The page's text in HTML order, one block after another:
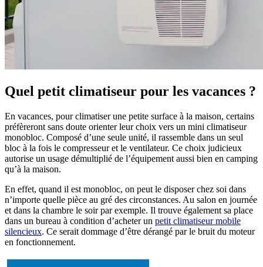
Quel petit climatiseur pour les vacances ?
En vacances, pour climatiser une petite surface à la maison, certains
préfèreront sans doute orienter leur choix vers un mini climatiseur
monobloc. Composé d’une seule unité, il rassemble dans un seul
bloc à la fois le compresseur et le ventilateur. Ce choix judicieux
autorise un usage démultiplié de l’équipement aussi bien en camping
qu’à la maison.
En effet, quand il est monobloc, on peut le disposer chez soi dans
n’importe quelle pièce au gré des circonstances. Au salon en journée
et dans la chambre le soir par exemple. Il trouve également sa place
dans un bureau à condition d’acheter un petit climatiseur mobile
silencieux. Ce serait dommage d’être dérangé par le bruit du moteur
en fonctionnement.